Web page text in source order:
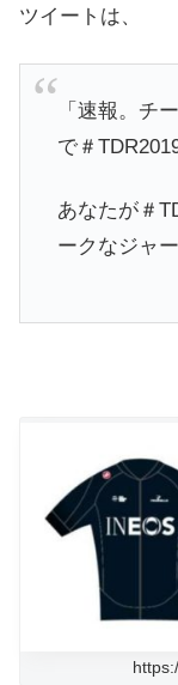
ツイートは、
「速報。チ
で＃
あなたが＃
ークなジャー